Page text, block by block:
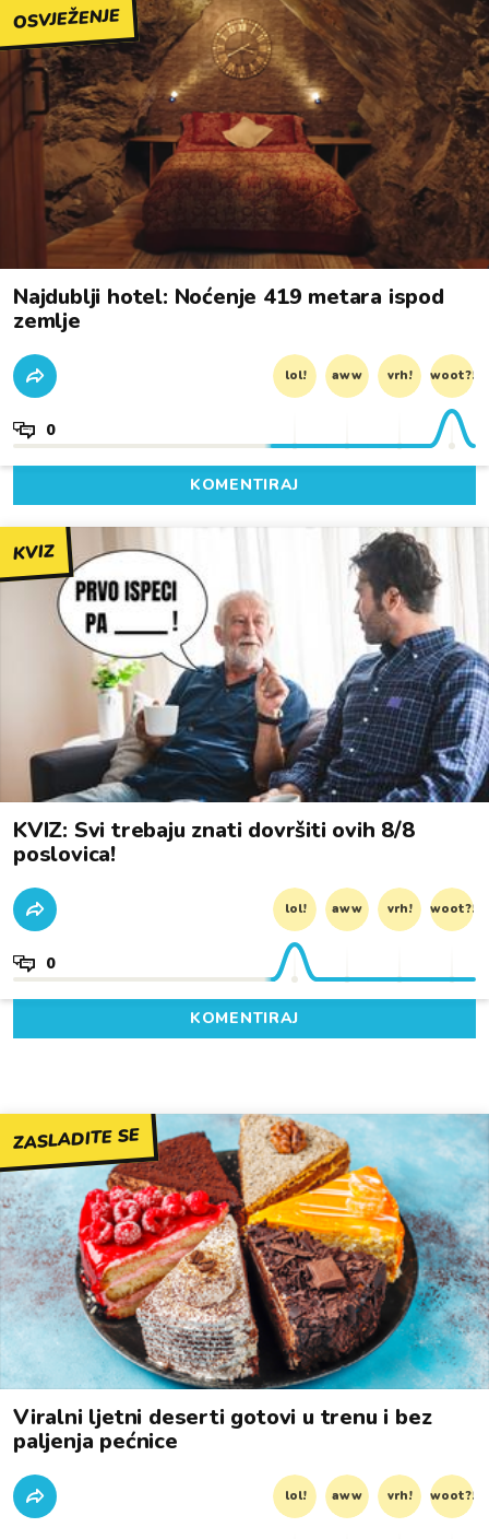
OSVJEŽENJE
Najdublji hotel: Noćenje 419 metara ispod
zemlje
lol! aww vrh! woot?!
0
KOMENTIRAJ
KVIZ
KVIZ: Svi trebaju znati dovršiti ovih 8/8
poslovica!
lol! aww vrh! woot?!
0
KOMENTIRAJ
ZASLADITE SE
Viralni ljetni deserti gotovi u trenu i bez
paljenja pećnice
lol! aww vrh! woot?!